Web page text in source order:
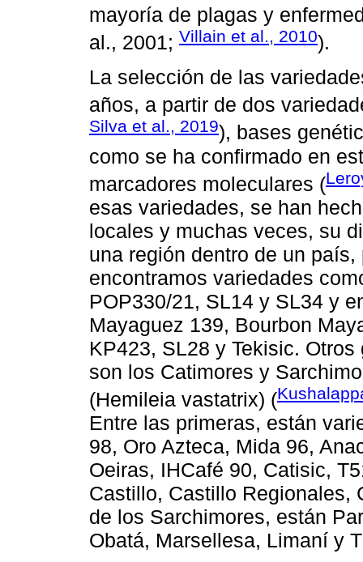
mayoría de plagas y
al., 2001; Villain et al., 2010).
La selección de las
años, a partir de dos
Silva et al., 2019), bases
como se ha confirmado en
marcadores moleculares (
esas variedades, se han
locales y muchas veces, su
una región dentro de un
encontramos variedades
POP330/21, SL14 y SL34 y
Mayaguez 139, Bourbon
KP423, SL28 y Tekisic.
son los Catimores y
(Hemileia vastatrix) (
Entre las primeras, están
98, Oro Azteca, Mida 96,
Oeiras, IHCafé 90, Catisic,
Castillo, Castillo Regionales,
de los Sarchimores, están
Obatá, Marsellesa, Limaní y